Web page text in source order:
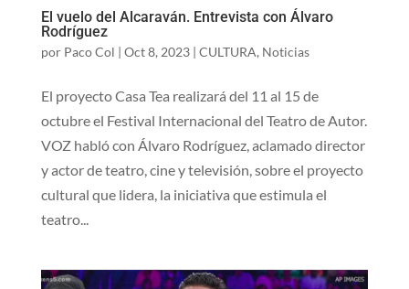
El vuelo del Alcaraván. Entrevista con Álvaro
Rodríguez
por Paco Col | Oct 8, 2023| CULTURA, Noticias
El proyecto Casa Tea realizará del 11 al 15 de
octubre el Festival Internacional del Teatro de Autor.
VOZ habló con Álvaro Rodríguez, aclamado director
y actor de teatro, cine y televisión, sobre el proyecto
cultural que lidera, la iniciativa que estimula el
teatro...